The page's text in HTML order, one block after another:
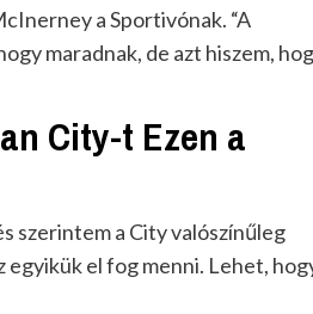
a Sportivónak. “A
maradnak, de azt hiszem,
City-t Ezen a
szerintem a City valószínűleg
egyikük el fog menni. Lehet,